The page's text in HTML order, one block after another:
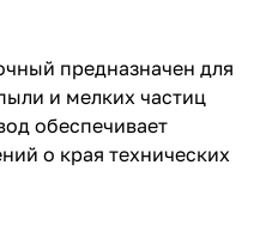
предназначен для
и мелких частиц
обеспечивает
о края технических